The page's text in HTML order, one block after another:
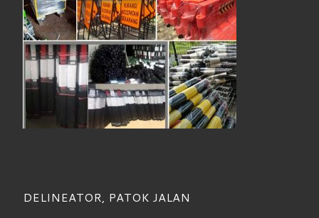
DELINEATOR, PATOK JALAN